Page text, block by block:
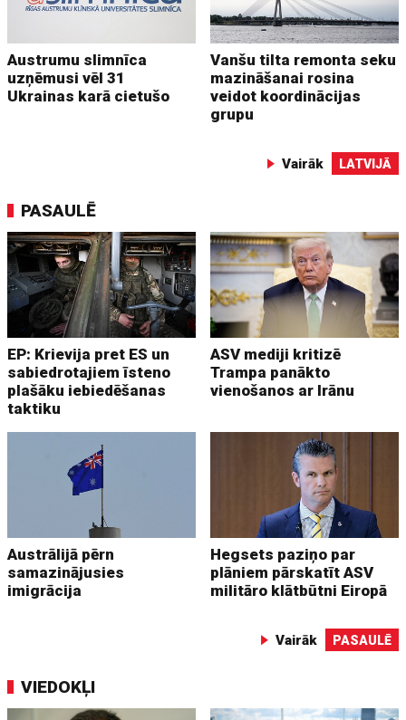
Austrumu slimnīca
uzņēmusi vēl 31
Ukrainas karā cietušo
Vanšu tilta remonta seku
mazināšanai rosina
veidot koordinācijas
grupu
Vairāk LATVIJĀ
PASAULĒ
EP: Krievija pret ES un
sabiedrotajiem īsteno
plašāku iebiedēšanas
taktiku
ASV mediji kritizē
Trampa panākto
vienošanos ar Irānu
Austrālijā pērn
samazinājusies
imigrācija
Hegsets paziņo par
plāniem pārskatīt ASV
militāro klātbūtni Eiropā
Vairāk PASAULĒ
VIEDOKĻI